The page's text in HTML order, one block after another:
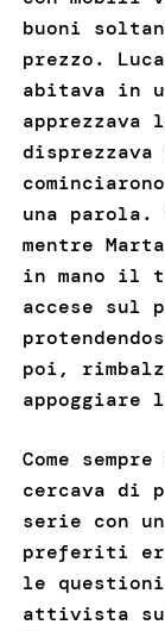
buoni
prezzo.
abitava in
apprezzava
una parola.
mentre
in mano il
accese sul
poi,
Come
cercava di
serie con
preferiti
le
attivista